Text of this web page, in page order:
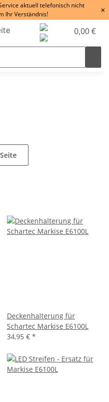
aktuell telefonisch nicht
Ihr Verständnis!
×
0,00 €
Deckenhalterung für
Schartec Markise E6100L
34,95 € *